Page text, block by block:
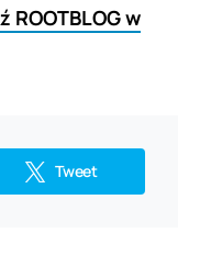
ROOTBLOG w
Tweet